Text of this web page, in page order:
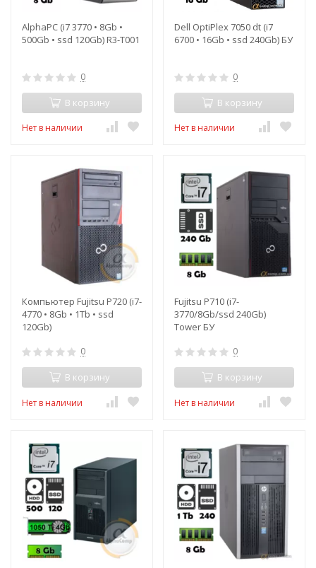
AlphaPC (i7 3770 • 8Gb •
500Gb • ssd 120Gb) R3-T001
0
В корзину
Нет в наличии
Dell OptiPlex 7050 dt (i7
6700 • 16Gb • ssd 240Gb) БУ
0
В корзину
Нет в наличии
Компьютер Fujitsu P720 (i7-
4770 • 8Gb • 1Tb • ssd
120Gb)
0
В корзину
Нет в наличии
Fujitsu P710 (i7-
3770/8Gb/ssd 240Gb)
Tower БУ
0
В корзину
Нет в наличии